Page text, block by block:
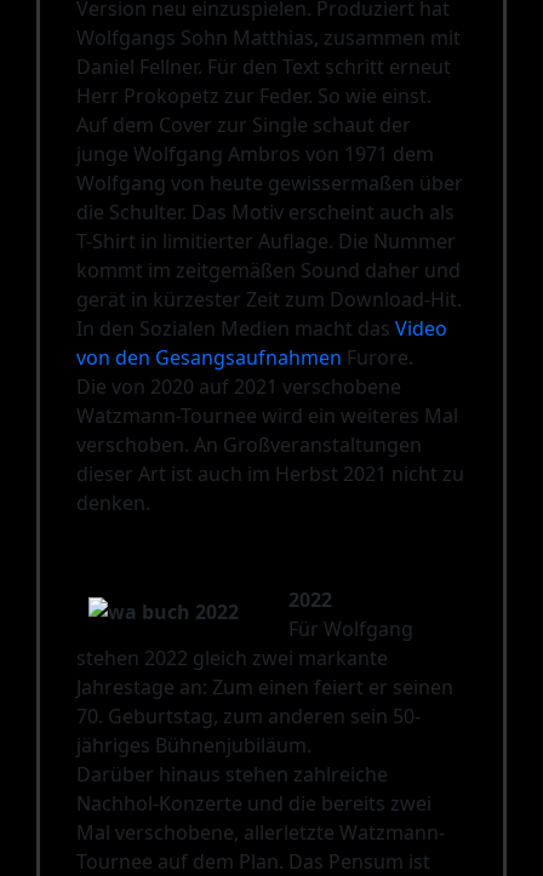
Version neu einzuspielen. Produziert hat
Wolfgangs Sohn Matthias, zusammen mit
Daniel Fellner. Für den Text schritt erneut
Herr Prokopetz zur Feder. So wie einst.
Auf dem Cover zur Single schaut der
junge Wolfgang Ambros von 1971 dem
Wolfgang von heute gewissermaßen über
die Schulter. Das Motiv erscheint auch als
T-Shirt in limitierter Auflage. Die Nummer
kommt im zeitgemäßen Sound daher und
gerät in kürzester Zeit zum Download-Hit.
In den Sozialen Medien macht das Video
von den Gesangsaufnahmen Furore.
Die von 2020 auf 2021 verschobene
Watzmann-Tournee wird ein weiteres Mal
verschoben. An Großveranstaltungen
dieser Art ist auch im Herbst 2021 nicht zu
denken.
2022
Für Wolfgang
stehen 2022 gleich zwei markante
Jahrestage an: Zum einen feiert er seinen
70. Geburtstag, zum anderen sein 50-
jähriges Bühnenjubiläum.
Darüber hinaus stehen zahlreiche
Nachhol-Konzerte und die bereits zwei
Mal verschobene, allerletzte Watzmann-
Tournee auf dem Plan. Das Pensum ist